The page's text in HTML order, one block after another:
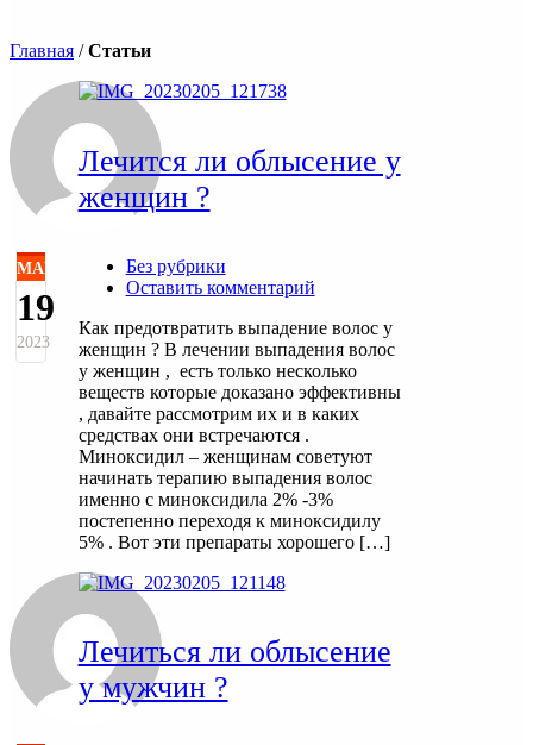
Главная /Статьи
МАР
19
2023
Лечится ли облысение у
женщин ?
Без рубрики
Оставить комментарий
Как предотвратить выпадение волос у
женщин ? В лечении выпадения волос
у женщин , есть только несколько
веществ которые доказано эффективны
, давайте рассмотрим их и в каких
средствах они встречаются .
Миноксидил – женщинам советуют
начинать терапию выпадения волос
именно с миноксидила 2% -3%
постепенно переходя к миноксидилу
5% . Вот эти препараты хорошего […]
Лечиться ли облысение
у мужчин ?